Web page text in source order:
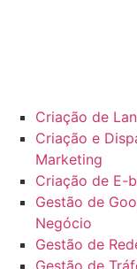
Criação de
Criação e
Marketing
Criação de E-
Gestão de
Negócio
Gestão de
Gestão de